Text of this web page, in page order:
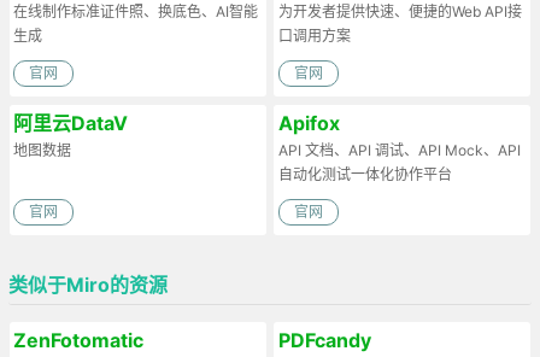
在线制作标准证件照、换底色、AI智能
生成
官网
为开发者提供快速、便捷的Web API接
口调用方案
官网
阿里云DataV
地图数据
官网
Apifox
API 文档、API 调试、API Mock、API
自动化测试一体化协作平台
官网
类似于Miro的资源
ZenFotomatic PDFcandy